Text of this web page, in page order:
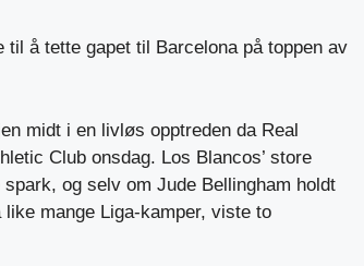
å tette gapet til Barcelona på toppen av
midt i en livløs opptreden da Real
Club onsdag. Los Blancos’ store
og selv om Jude Bellingham holdt
mange Liga-kamper, viste to